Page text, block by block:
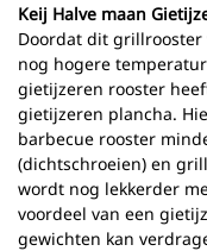
Keij Halve maan
Doordat dit
nog hogere
gietijzeren rooster
gietijzeren plancha.
barbecue rooster
(dichtschroeien) en
wordt nog lekkerder
voordeel van een
gewichten kan